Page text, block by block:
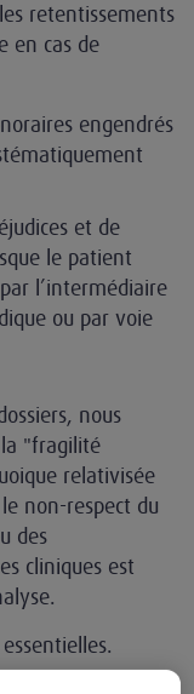
retentissements
en cas de
engendrés
et de
le patient
l’intermédiaire
ou par voie
nous
la "fragilité
relativisée
non-respect du
des
cliniques est